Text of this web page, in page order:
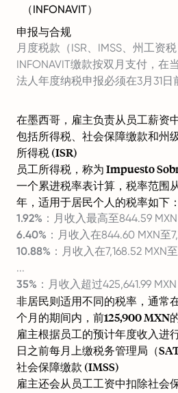
（INFONAVIT）
申报与合规
月度税款（ISR、IMSS、州工资
INFONAVIT缴款按双月支付，在
法人年度纳税申报必须在3月31日
在墨西哥，雇主负责从员工薪资
包括所得税、社会保障缴款和州
所得税 (ISR)
员工所得税，称为 Impuesto
一个累进税率表计算，税率范围
年，适用于居民个人的税率如下：
1.92% ：月收入最高至844.59 MXN
6.40% ：月收入在844.60 MXN至
10.88% ：月收入在7,168.52 MXN
...
35% ：月收入超过425,641.99 MXN
非居民则适用不同的税率，通常
个月的期间内，前125,900 MXN
雇主根据员工的预计年度收入进
日之前每月上缴税务管理局（SAT
社会保障缴款 (IMSS)
雇主还会从员工工资中扣除社